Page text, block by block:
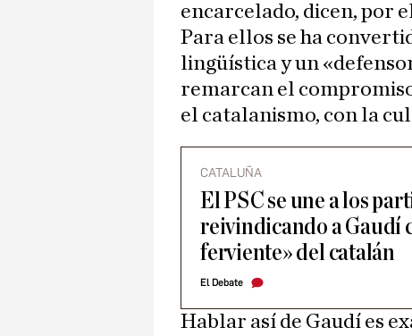
encarcelado, dicen, por
Para ellos se ha
lingüística y un
remarcan el
el catalanismo, con la
CATALUÑA
El PSC se une a los
reivindicando a Gaudí
ferviente» del catalán
El Debate
Hablar así de Gaudí es